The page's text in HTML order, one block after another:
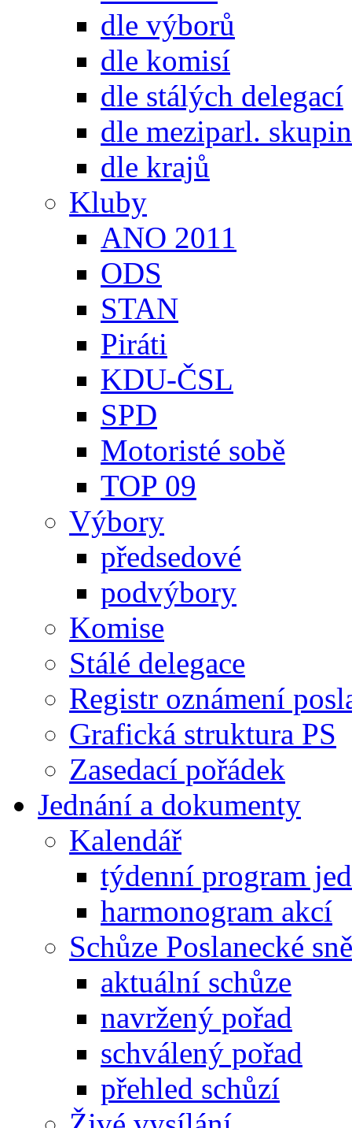
dle výborů
dle komisí
dle stálých delegací
dle meziparl. skupin
dle krajů
Kluby
ANO 2011
ODS
STAN
Piráti
KDU-ČSL
SPD
Motoristé sobě
TOP 09
Výbory
předsedové
podvýbory
Komise
Stálé delegace
Registr oznámení
Grafická struktura PS
Zasedací pořádek
Jednání a dokumenty
Kalendář
týdenní program
harmonogram akcí
Schůze Poslanecké
aktuální schůze
navržený pořad
schválený pořad
přehled schůzí